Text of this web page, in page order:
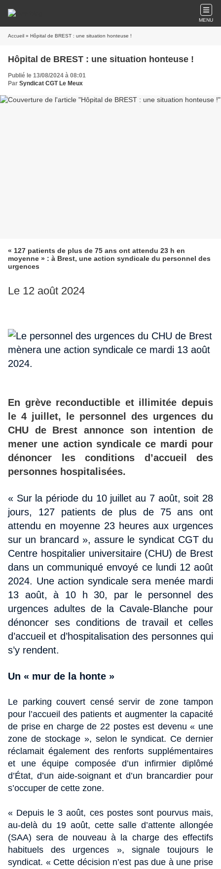
MENU
Accueil » Hôpital de BREST : une situation honteuse !
Hôpital de BREST : une situation honteuse !
Publié le 13/08/2024 à 08:01
Par Syndicat CGT Le Meux
« 127 patients de plus de 75 ans ont attendu 23 h en
moyenne » : à Brest, une action syndicale du personnel des
urgences
Le 12 août 2024
En grève reconductible et illimitée depuis
le 4 juillet, le personnel des urgences du
CHU de Brest annonce son intention de
mener une action syndicale ce mardi pour
dénoncer les conditions d’accueil des
personnes hospitalisées.
« Sur la période du 10 juillet au 7 août, soit 28
jours, 127 patients de plus de 75 ans ont
attendu en moyenne 23 heures aux urgences
sur un brancard », assure le syndicat CGT du
Centre hospitalier universitaire (CHU) de Brest
dans un communiqué envoyé ce lundi 12 août
2024. Une action syndicale sera menée mardi
13 août, à 10 h 30, par le personnel des
urgences adultes de la Cavale-Blanche pour
dénoncer ses conditions de travail et celles
d’accueil et d’hospitalisation des personnes qui
s’y rendent.
Un « mur de la honte »
Le parking couvert censé servir de zone tampon
pour l’accueil des patients et augmenter la capacité
de prise en charge de 22 postes est devenu « une
zone de stockage », selon le syndicat. Ce dernier
réclamait également des renforts supplémentaires
et une équipe composée d’un infirmier diplômé
d’État, d’un aide-soignant et d’un brancardier pour
s’occuper de cette zone.
« Depuis le 3 août, ces postes sont pourvus mais,
au-delà du 19 août, cette salle d’attente allongée
(SAA) sera de nouveau à la charge des effectifs
habituels des urgences », signale toujours le
syndicat. « Cette décision n’est pas due à une prise